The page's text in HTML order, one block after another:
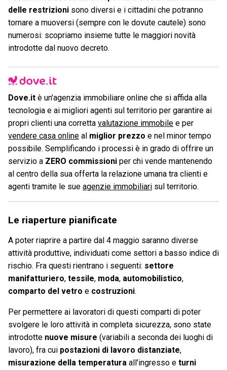
delle restrizioni sono diversi e i cittadini che potranno
tornare a muoversi (sempre con le dovute cautele) sono
numerosi: scopriamo insieme tutte le maggiori novità
introdotte dal nuovo decreto.
Dove.it è un'agenzia immobiliare online che si affida alla
tecnologia e ai migliori agenti sul territorio per garantire ai
propri clienti una corretta valutazione immobile e per
vendere casa online al miglior prezzo e nel minor tempo
possibile. Semplificando i processi è in grado di offrire un
servizio a ZERO commissioni per chi vende mantenendo
al centro della sua offerta la relazione umana tra clienti e
agenti tramite le sue agenzie immobiliari sul territorio.
Le riaperture pianificate
A poter riaprire a partire dal 4 maggio saranno diverse
attività produttive, individuati come settori a basso indice di
rischio. Fra questi rientrano i seguenti: settore
manifatturiero, tessile, moda, automobilistico,
comparto del vetro e costruzioni.
Per permettere ai lavoratori di questi comparti di poter
svolgere le loro attività in completa sicurezza, sono state
introdotte nuove misure (variabili a seconda dei luoghi di
lavoro), fra cui postazioni di lavoro distanziate,
misurazione della temperatura all’ingresso e turni